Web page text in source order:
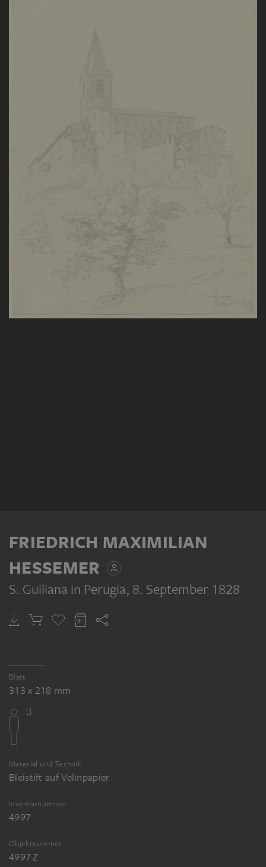
FRIEDRICH MAXIMILIAN
HESSEMER
S. Guiliana in Perugia, 8. September 1828
Blatt
313 x 218 mm
Material und Technik
Bleistift auf Velinpapier
Inventarnummer
4997
Objektnummer
4997 Z